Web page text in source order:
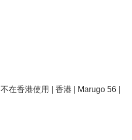
在香港使用 | 香港 | Marugo 56 |